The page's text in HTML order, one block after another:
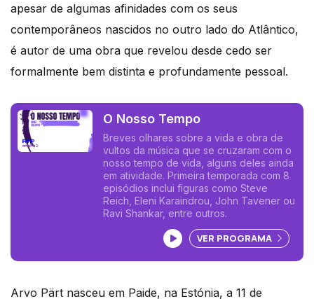
apesar de algumas afinidades com os seus
contemporâneos nascidos no outro lado do Atlântico,
é autor de uma obra que revelou desde cedo ser
formalmente bem distinta e profundamente pessoal.
O Nosso Tempo
Breves olhares sobre a vida e obra de
vultos da música que se cruzaram com o
nosso tempo de vida, alguns deles ainda
em atividade. Primeira temporada com 8
episódios inclui figuras como Steve
Reich, Eleni Karaindrou, John Tavener ou
Ravi Shankar, entre outros.
Ouvir podcast
VER PROGRAMA
Arvo Pärt nasceu em Paide, na Estónia, a 11 de